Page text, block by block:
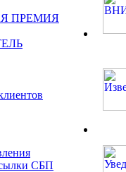
ПРЕМИЯ
СБП